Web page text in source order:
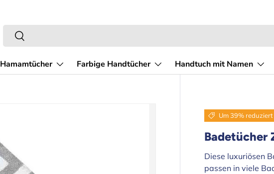
Suchen
Suchen
Hamamtücher Farbige Handtücher Handtuch mit Namen
Um 39% reduziert
Badetücher
Diese luxuriösen
passen in viele